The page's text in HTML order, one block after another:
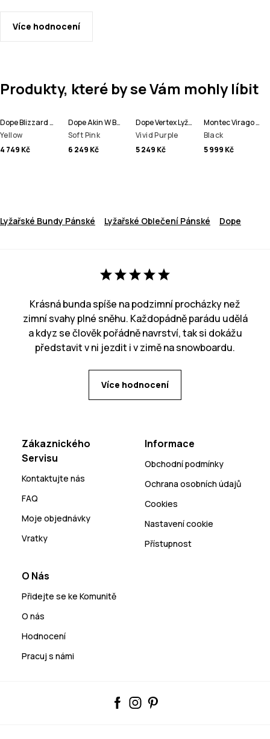
Více hodnocení
Produkty, které by se Vám mohly líbit
Dope Blizzard W Bunda na Snowboard Dámské
Yellow
4 749 Kč
Dope Akin W Bunda na Snowboard Dámské
Soft Pink
6 249 Kč
Dope Vertex Lyžařská Bunda Pánské
Vivid Purple
5 249 Kč
Montec Virago W Bunda na Snowboard Dámské
Black
5 999 Kč
Lyžařské Bundy Pánské Lyžařské Oblečení Pánské Dope
Krásná bunda spíše na podzimní procházky než
zimní svahy plné sněhu. Každopádně parádu udělá
a kdyz se člověk pořádně navrství, tak si dokážu
představit v ni jezdit i v zimě na snowboardu.
Více hodnocení
Zákaznického
Servisu
Kontaktujte nás
FAQ
Moje objednávky
Vratky
Informace
Obchodní podmínky
Ochrana osobních údajů
Cookies
Nastavení cookie
Přístupnost
O Nás
Přidejte se ke Komunitě
O nás
Hodnocení
Pracuj s námi